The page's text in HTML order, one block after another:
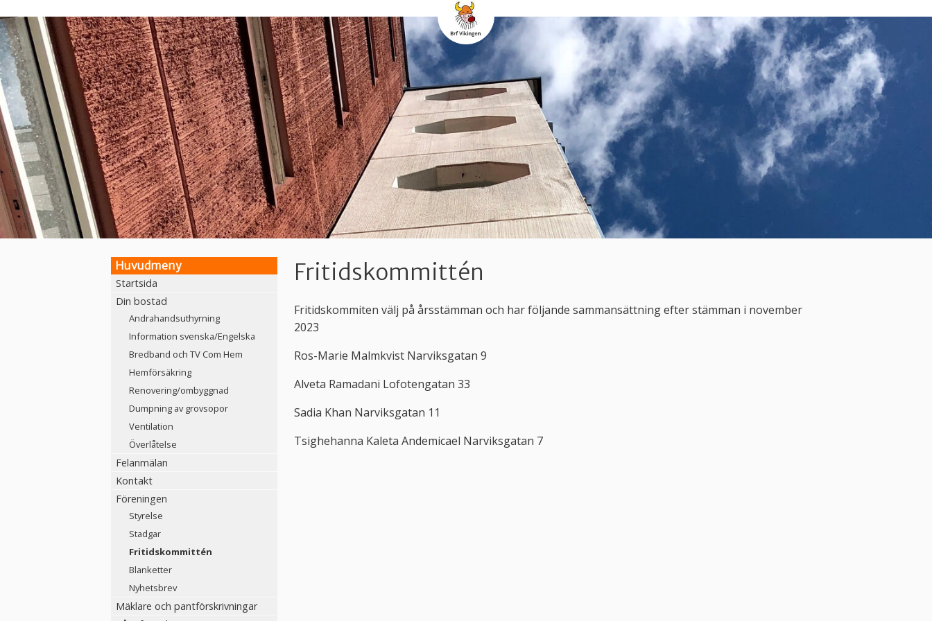
Hoppa
till
huvudinnehåll
Huvudmeny
Startsida
Din bostad
Andrahandsuthyrning
Information svenska/Engelska
Bredband och TV Com Hem
Hemförsäkring
Renovering/ombyggnad
Dumpning av grovsopor
Ventilation
Överlåtelse
Felanmälan
Kontakt
Föreningen
Styrelse
Stadgar
Fritidskommittén
Blanketter
Nyhetsbrev
Mäklare och pantförskrivningar
Fritidskommittén
Fritidskommiten välj på årsstämman och har följande sammansättning efter stämman i november
2023
Ros-Marie Malmkvist Narviksgatan 9
Alveta Ramadani Lofotengatan 33
Sadia Khan Narviksgatan 11
Tsighehanna Kaleta Andemicael Narviksgatan 7